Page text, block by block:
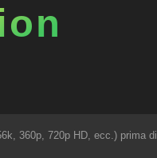
360p, 720p HD, ecc.) prima di